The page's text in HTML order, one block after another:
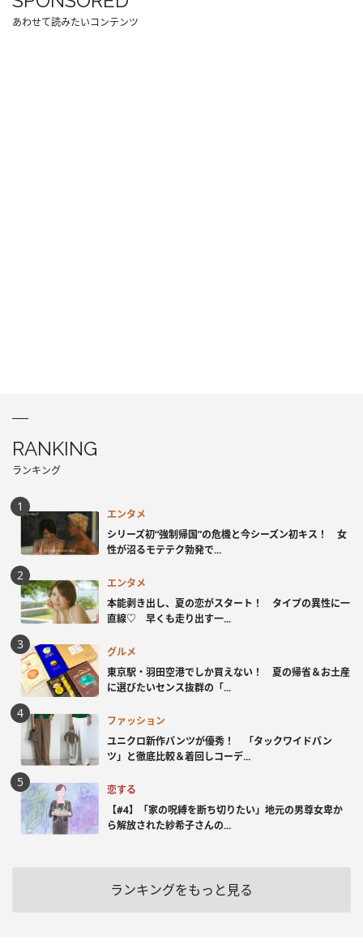
あわせて読みたいコンテンツ
RANKING
ランキング
エンタメ
シリーズ初“強制帰国”の危機と今シーズン初キス！ 女
性が沼るモテテク勃発で...
エンタメ
本能剥き出し、夏の恋がスタート！ タイプの異性に一
直線♡ 早くも走り出す一...
グルメ
東京駅・羽田空港でしか買えない！ 夏の帰省＆お土産
に選びたいセンス抜群の「...
ファッション
ユニクロ新作パンツが優秀！ 「タックワイドパン
ツ」と徹底比較＆着回しコーデ...
恋する
【#4】「家の呪縛を断ち切りたい」地元の男尊女卑か
ら解放された紗希子さんの...
ランキングをもっと見る